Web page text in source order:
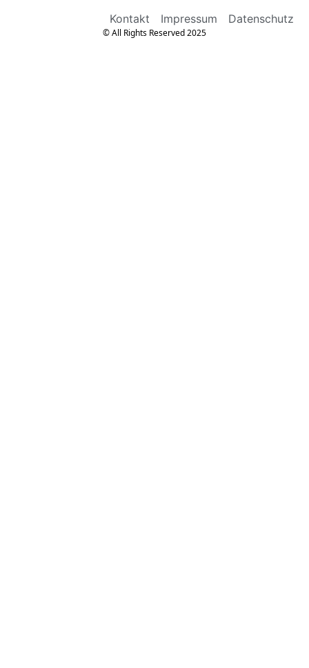
Kontakt Impressum Datenschutz
© All Rights Reserved 2025